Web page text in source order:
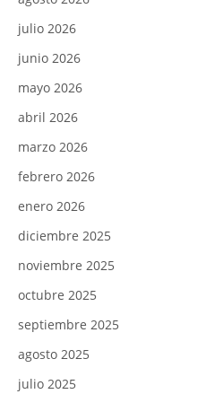
julio 2026
junio 2026
mayo 2026
abril 2026
marzo 2026
febrero 2026
enero 2026
diciembre 2025
noviembre 2025
octubre 2025
septiembre 2025
agosto 2025
julio 2025